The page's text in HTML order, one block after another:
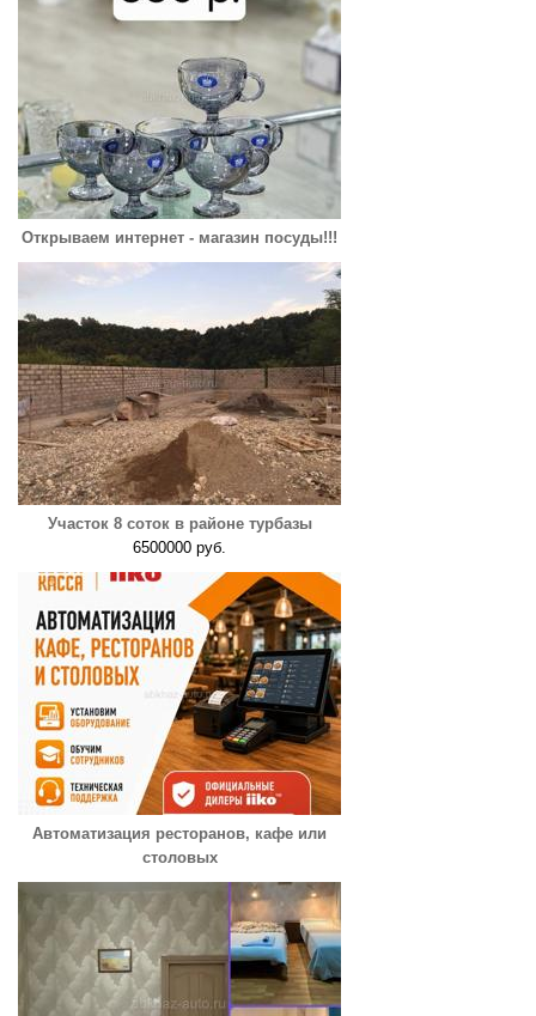
Открываем интернет - магазин посуды!!!
Участок 8 соток в районе турбазы
6500000 руб.
Автоматизация ресторанов, кафе или
столовых